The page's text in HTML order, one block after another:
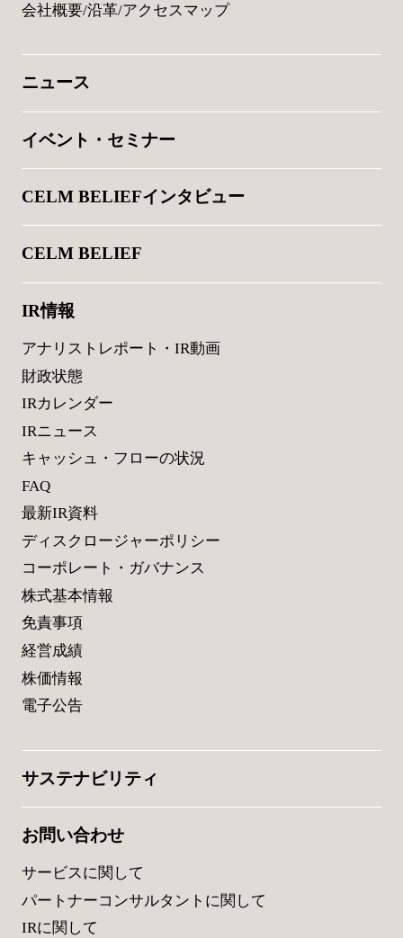
会社概要/沿革/アクセスマップ
ニュース
イベント・セミナー
CELM BELIEFインタビュー
CELM BELIEF
IR情報
アナリストレポート・IR動画
財政状態
IRカレンダー
IRニュース
キャッシュ・フローの状況
FAQ
最新IR資料
ディスクロージャーポリシー
コーポレート・ガバナンス
株式基本情報
免責事項
経営成績
株価情報
電子公告
サステナビリティ
お問い合わせ
サービスに関して
パートナーコンサルタントに関して
IRに関して